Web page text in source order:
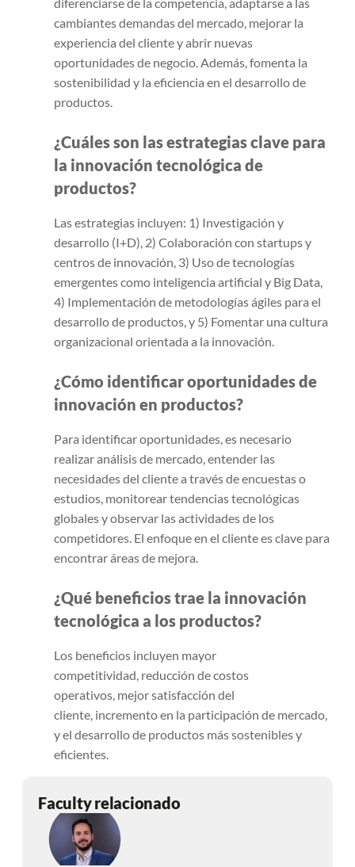
cambiantes demandas del mercado, mejorar la
experiencia del cliente y abrir nuevas
oportunidades de negocio. Además, fomenta la
sostenibilidad y la eficiencia en el desarrollo de
productos.
¿Cuáles son las estrategias clave para
la innovación tecnológica de
productos?
Las estrategias incluyen: 1) Investigación y
desarrollo (I+D), 2) Colaboración con startups y
centros de innovación, 3) Uso de tecnologías
emergentes como inteligencia artificial y Big Data,
4) Implementación de metodologías ágiles para el
desarrollo de productos, y 5) Fomentar una cultura
organizacional orientada a la innovación.
¿Cómo identificar oportunidades de
innovación en productos?
Para identificar oportunidades, es necesario
realizar análisis de mercado, entender las
necesidades del cliente a través de encuestas o
estudios, monitorear tendencias tecnológicas
globales y observar las actividades de los
competidores. El enfoque en el cliente es clave para
encontrar áreas de mejora.
¿Qué beneficios trae la innovación
tecnológica a los productos?
Los beneficios incluyen mayor
competitividad, reducción de costos
operativos, mejor satisfacción del
cliente, incremento en la participación de mercado,
y el desarrollo de productos más sostenibles y
eficientes.
Faculty relacionado